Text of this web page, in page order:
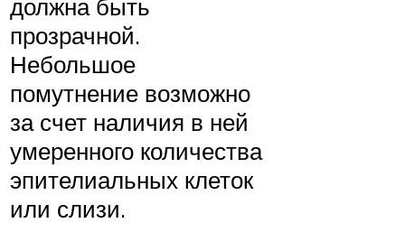
должна быть
прозрачной.
Небольшое
помутнение возможно
за счет наличия в ней
умеренного количества
эпителиальных клеток
или слизи.